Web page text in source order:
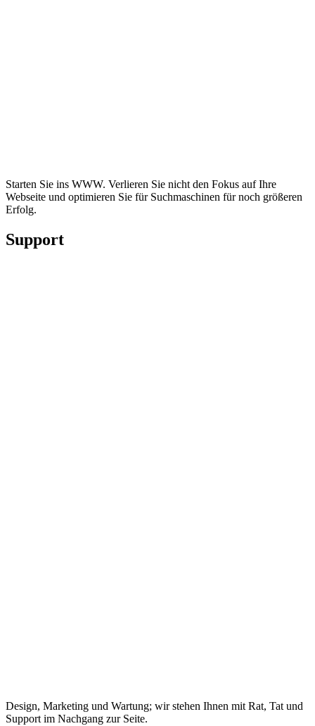
Starten Sie ins WWW. Verlieren Sie nicht den Fokus auf Ihre
Webseite und optimieren Sie für Suchmaschinen für noch größeren
Erfolg.
Support
Design, Marketing und Wartung; wir stehen Ihnen mit Rat, Tat und
Support im Nachgang zur Seite.